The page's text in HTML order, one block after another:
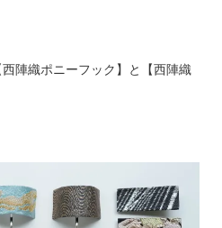
陣織ポニーフック】と【西陣織